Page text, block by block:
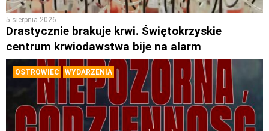
5 sierpnia 2026
Drastycznie brakuje krwi. Świętokrzyskie
centrum krwiodawstwa bije na alarm
OSTROWIEC WYDARZENIA